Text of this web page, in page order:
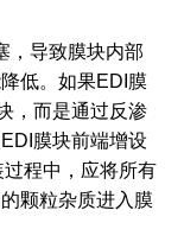
，导致膜块内部
低。如果EDI膜
，而是通过反渗
膜块前端增设
程中，应将所有
颗粒杂质进入膜